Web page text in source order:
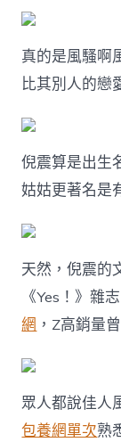
真的是風騷啊
比其別人的戀
倪震算是出生
姑姑更著名是
天然，倪震的
《Yes！》雜
網 ，Z高銷量
眾人都說佳人
包養網單次熟